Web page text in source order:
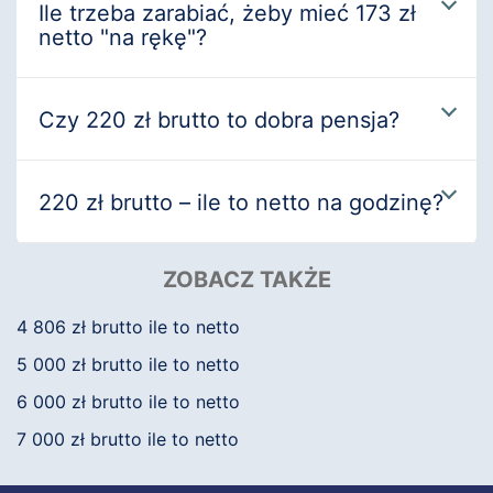
Ile trzeba zarabiać, żeby mieć 173 zł
netto "na rękę"?
Czy 220 zł brutto to dobra pensja?
220 zł brutto – ile to netto na godzinę?
ZOBACZ TAKŻE
4 806 zł brutto ile to netto
5 000 zł brutto ile to netto
6 000 zł brutto ile to netto
7 000 zł brutto ile to netto